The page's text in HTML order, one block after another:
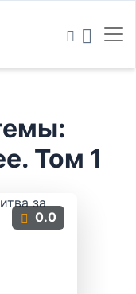
Том 1
0.0